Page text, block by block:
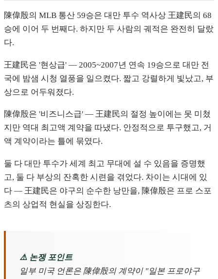
陳偉殷의 MLB 통산 59승은 대만 투수 역사상 王建民의 68
승에 이어 두 번째다. 하지만 두 사람의 궤적은 완전히 달랐
다.
王建民은 '현상급' — 2005~2007년 연속 19승으로 대만 전
국에 밤샘 시청 열풍을 일으켰다. 짧고 강렬하게 빛났고, 부
상으로 어두워졌다.
陳偉殷은 '비즈니스급' — 王建民의 절정 높이에는 못 미쳤
지만 역대 최고액 계약을 따냈다. 안정적으로 투구했고, 거
액 계약이라는 틀에 묶였다.
둘 다 대만 투수가 세계 최고 무대에 설 수 있음을 증명했
고, 둘 다 부상의 잔혹한 시련을 겪었다. 차이는 시대에 있
다 — 王建民은 야구의 순수한 낭만을, 陳偉殷은 프로 스포
츠의 상업적 현실을 상징한다.
⚠️ 논쟁 포인트
일부 미국 언론은 陳偉殷의 계약이 "일본 프로야구